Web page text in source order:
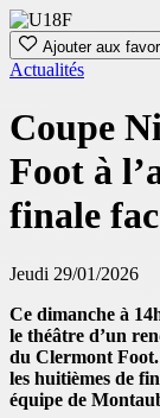
Ajouter aux
Actualités
Coupe
Foot à
finale
Jeudi 29/01/2026
Ce dimanche à
le théâtre d’un
du Clermont
les huitièmes de
équipe de